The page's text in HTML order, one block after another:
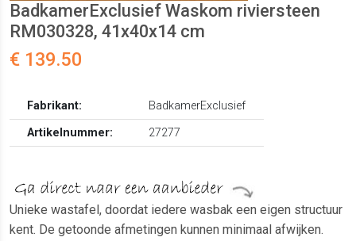
BadkamerExclusief Waskom riviersteen
RM030328, 41x40x14 cm
€ 139.50
Fabrikant:
BadkamerExclusief
Artikelnummer:
27277
Unieke wastafel, doordat iedere wasbak een eigen structuur
kent. De getoonde afmetingen kunnen minimaal afwijken.